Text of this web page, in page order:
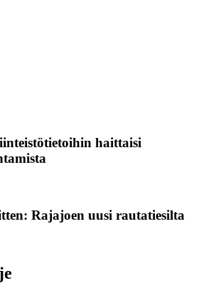
haittaisi
Rajajoen uusi rautatiesilta